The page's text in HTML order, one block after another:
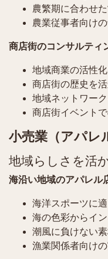
農繁期に合わせ
農業従事者向け
商店街のコンサルティ
地域商業の活性
商店街の歴史を
地域ネットワー
商店街イベント
小売業（アパレ
地域らしさを活
海沿い地域のアパレル
海洋スポーツに
海の色彩からイ
潮風に負けない
漁業関係者向け